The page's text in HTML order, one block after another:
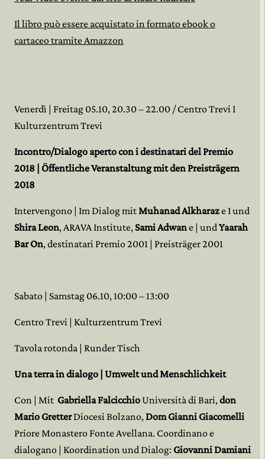
Il libro può essere acquistato in formato ebook o
cartaceo tramite Amazzon
Venerdì | Freitag 05.10, 20.30 – 22.00 / Centro Trevi I
Kulturzentrum Trevi
Incontro/Dialogo aperto con i destinatari del Premio
2018 | Öffentliche Veranstaltung mit den Preisträgern
2018
Intervengono | Im Dialog mit Muhanad Alkharaze I und
Shira Leon, ARAVA Institute, Sami Adwane | und Yaarah
Bar On, destinatari Premio 2001 | Preisträger 2001
Sabato | Samstag 06.10, 10:00 – 13:00
Centro Trevi | Kulturzentrum Trevi
Tavola rotonda | Runder Tisch
Una terra in dialogo | Umwelt und Menschlichkeit
Con | Mit Gabriella Falcicchio Università di Bari, don
Mario GretterDiocesi Bolzano, Dom Gianni Giacomelli
Priore Monastero Fonte Avellana. Coordinano e
dialogano | Koordination und Dialog: Giovanni Damiani